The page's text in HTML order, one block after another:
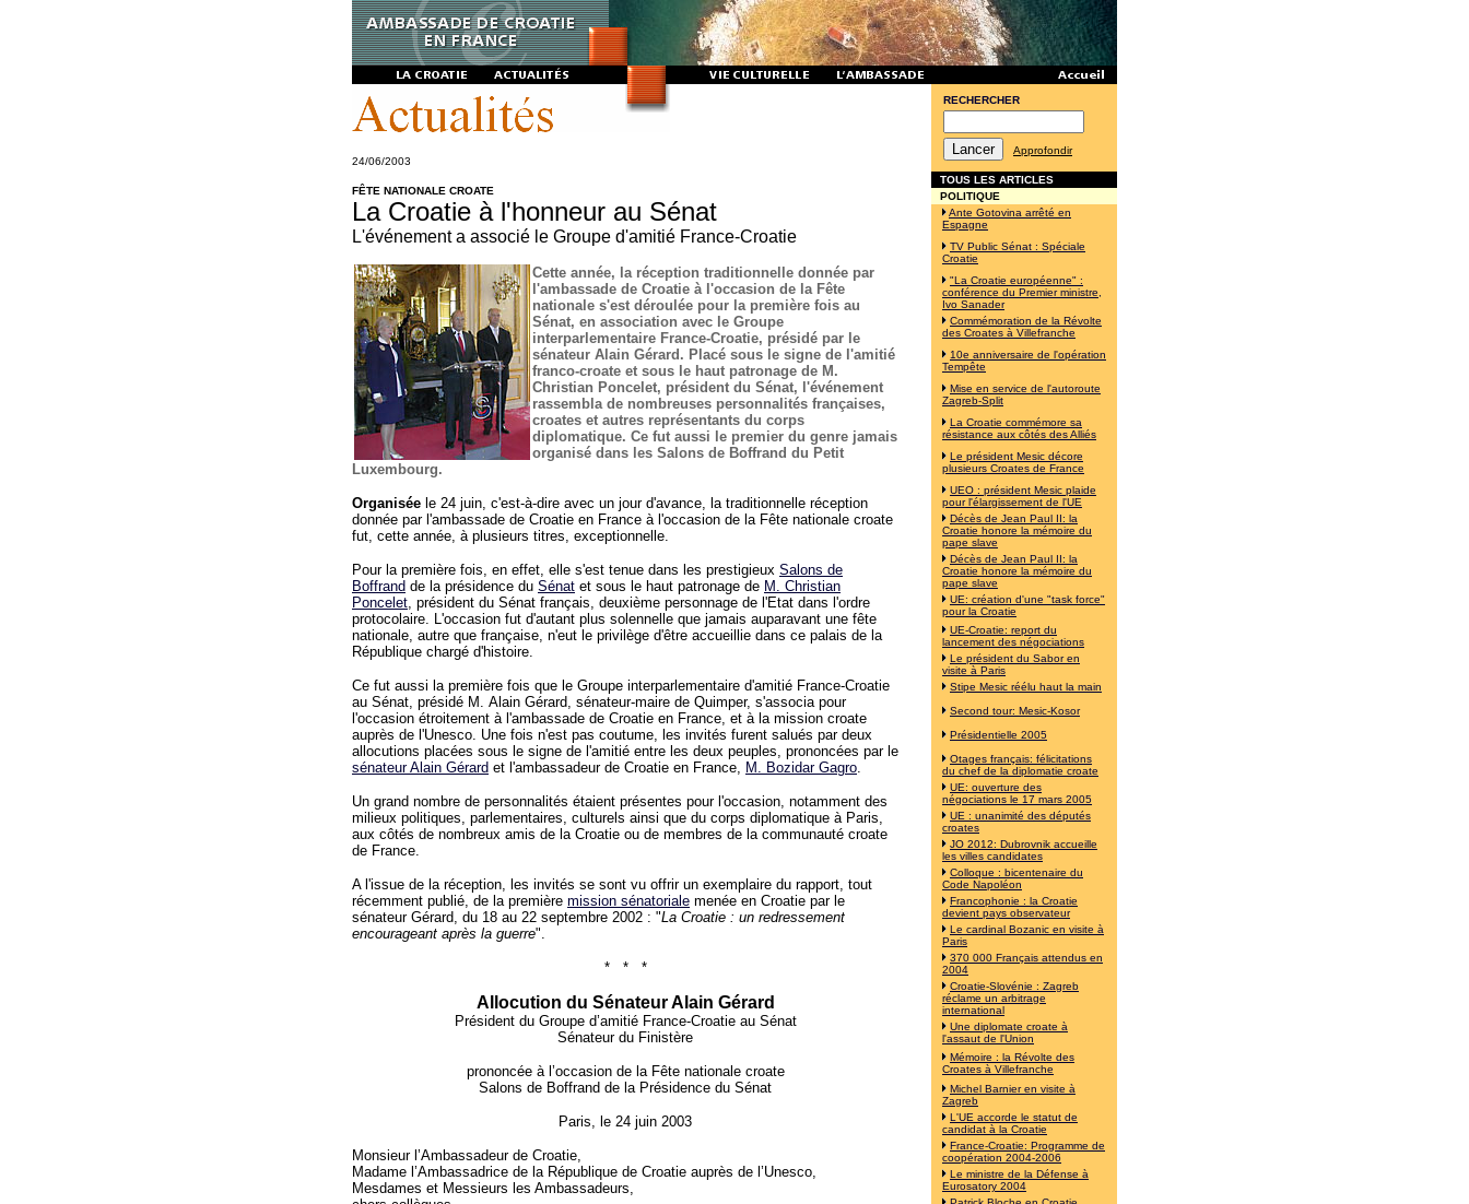
24/06/2003
FÊTE NATIONALE CROATE
La Croatie à l'honneur au Sénat
L'événement a associé le Groupe d'amitié France-Croatie
Cette année, la réception traditionnelle donnée par
l'ambassade de Croatie à l'occasion de la Fête
nationale s'est déroulée pour la première fois au
Sénat, en association avec le Groupe
interparlementaire France-Croatie, présidé par le
sénateur Alain Gérard. Placé sous le signe de l'amitié
franco-croate et sous le haut patronage de M.
Christian Poncelet, président du Sénat, l'événement
rassembla de nombreuses personnalités françaises,
croates et autres représentants du corps
diplomatique. Ce fut aussi le premier du genre jamais
organisé dans les Salons de Boffrand du Petit
Luxembourg.
Organisée le 24 juin, c'est-à-dire avec un jour d'avance, la traditionnelle réception
donnée par l'ambassade de Croatie en France à l'occasion de la Fête nationale croate
fut, cette année, à plusieurs titres, exceptionnelle.
Pour la première fois, en effet, elle s'est tenue dans les prestigieux Salons de
Boffrand de la présidence du Sénat et sous le haut patronage de M. Christian
Poncelet, président du Sénat français, deuxième personnage de l'Etat dans l'ordre
protocolaire. L'occasion fut d'autant plus solennelle que jamais auparavant une fête
nationale, autre que française, n'eut le privilège d'être accueillie dans ce palais de la
République chargé d'histoire.
Ce fut aussi la première fois que le Groupe interparlementaire d'amitié France-Croatie
au Sénat, présidé M. Alain Gérard, sénateur-maire de Quimper, s'associa pour
l'occasion étroitement à l'ambassade de Croatie en France, et à la mission croate
auprès de l'Unesco. Une fois n'est pas coutume, les invités furent salués par deux
allocutions placées sous le signe de l'amitié entre les deux peuples, prononcées par le
sénateur Alain Gérard et l'ambassadeur de Croatie en France, M. Bozidar Gagro.
Un grand nombre de personnalités étaient présentes pour l'occasion, notamment des
milieux politiques, parlementaires, culturels ainsi que du corps diplomatique à Paris,
aux côtés de nombreux amis de la Croatie ou de membres de la communauté croate
de France.
A l'issue de la réception, les invités se sont vu offrir un exemplaire du rapport, tout
récemment publié, de la première mission sénatoriale menée en Croatie par le
sénateur Gérard, du 18 au 22 septembre 2002 : "La Croatie : un redressement
encourageant après la guerre".
* * *
Allocution du Sénateur Alain Gérard
Président du Groupe d’amitié France-Croatie au Sénat
Sénateur du Finistère
prononcée à l’occasion de la Fête nationale croate
Salons de Boffrand de la Présidence du Sénat
Paris, le 24 juin 2003
Monsieur l’Ambassadeur de Croatie,
Madame l’Ambassadrice de la République de Croatie auprès de l’Unesco,
Mesdames et Messieurs les Ambassadeurs,
RECHERCHER
Approfondir
TOUS LES ARTICLES
POLITIQUE
Ante Gotovina arrêté en
Espagne
TV Public Sénat : Spéciale
Croatie
"La Croatie européenne" :
conférence du Premier ministre,
Ivo Sanader
Commémoration de la Révolte
des Croates à Villefranche
10e anniversaire de l'opération
Tempête
Mise en service de l'autoroute
Zagreb-Split
La Croatie commémore sa
résistance aux côtés des Alliés
Le président Mesic décore
plusieurs Croates de France
UEO : président Mesic plaide
pour l'élargissement de l'UE
Décès de Jean Paul II: la
Croatie honore la mémoire du
pape slave
Décès de Jean Paul II: la
Croatie honore la mémoire du
pape slave
UE: création d'une "task force"
pour la Croatie
UE-Croatie: report du
lancement des négociations
Le président du Sabor en
visite à Paris
Stipe Mesic réélu haut la main
Second tour: Mesic-Kosor
Présidentielle 2005
Otages français: félicitations
du chef de la diplomatie croate
UE: ouverture des
négociations le 17 mars 2005
UE : unanimité des députés
croates
JO 2012: Dubrovnik accueille
les villes candidates
Colloque : bicentenaire du
Code Napoléon
Francophonie : la Croatie
devient pays observateur
Le cardinal Bozanic en visite à
Paris
370 000 Français attendus en
2004
Croatie-Slovénie : Zagreb
réclame un arbitrage
international
Une diplomate croate à
l'assaut de l'Union
Mémoire : la Révolte des
Croates à Villefranche
Michel Barnier en visite à
Zagreb
L'UE accorde le statut de
candidat à la Croatie
France-Croatie: Programme de
coopération 2004-2006
Le ministre de la Défense à
Eurosatory 2004